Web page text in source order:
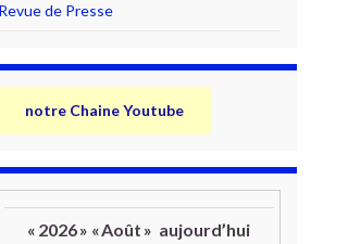
Revue de Presse
notre Chaine Youtube
« 2026» «Août » aujourd’hui